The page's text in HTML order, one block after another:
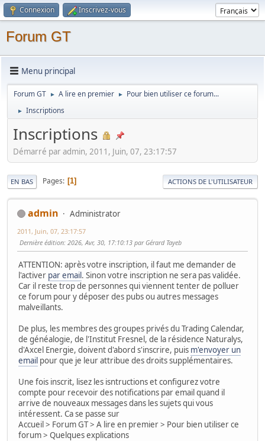
Connexion Inscrivez-vous
Forum GT
Menu principal
Forum GT ► A lire en premier ► Pour bien utiliser ce forum...
► Inscriptions
Inscriptions
Démarré par admin, 2011, Juin, 07, 23:17:57
EN BAS Pages 1 ACTIONS DE L'UTILISATEUR
admin Administrator
2011, Juin, 07, 23:17:57
Dernière édition: 2026, Avr, 30, 17:10:13 par Gérard Tayeb
ATTENTION: après votre inscription, il faut me demander de
l'activer par email. Sinon votre inscription ne sera pas validée.
Car il reste trop de personnes qui viennent tenter de polluer
ce forum pour y déposer des pubs ou autres messages
malveillants.
De plus, les membres des groupes privés du Trading Calendar,
de généalogie, de l'Institut Fresnel, de la résidence Naturalys,
d'Axcel Energie, doivent d'abord s'inscrire, puis m'envoyer un
email pour que je leur attribue des droits supplémentaires.
Une fois inscrit, lisez les isntructions et configurez votre
compte pour recevoir des notifications par email quand il
arrive de nouveaux messages dans les sujets qui vous
intéressent. Ca se passe sur
Accueil > Forum GT > A lire en premier > Pour bien utiliser ce
forum > Quelques explications